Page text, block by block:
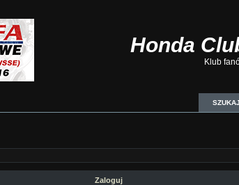
Honda
Klub
SZUKAJ
Zaloguj